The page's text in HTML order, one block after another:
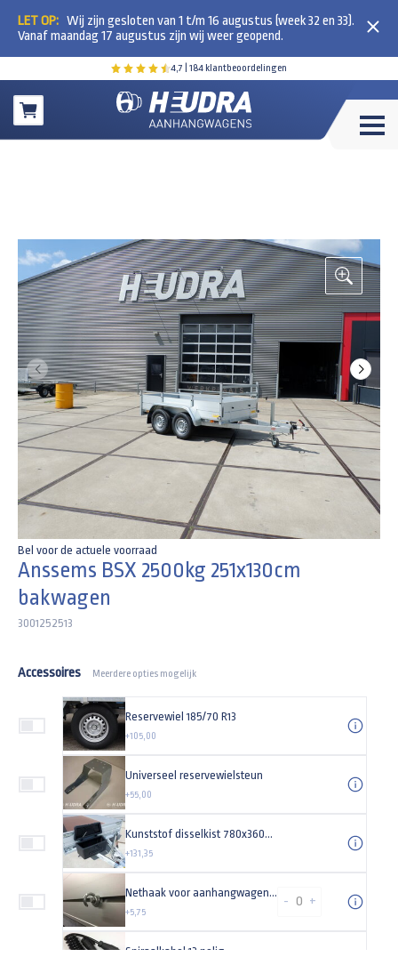
4,7 | 184 klantbeoordelingen
Winkelwagen
LET OP: Wij zijn gesloten van 1 t/m 16 augustus (week 32 en 33).
Vanaf maandag 17 augustus zijn wij weer geopend.
Bel voor de actuele voorraad
Anssems BSX 2500kg 251x130cm
bakwagen
3001252513
Accessoires Meerdere opties mogelijk
Reservewiel 185/70 R13
+105,00
Universeel reservewielsteun
+55,00
Kunststof disselkist 780x360x380mm
+131,35
Nethaak voor aanhangwagens met sleuven
+5,75
- +
Spiraalkabel 13 polig